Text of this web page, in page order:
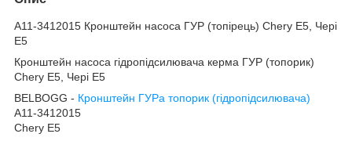
A11-3412015 Кронштейн насоса ГУР (топірець) Chery E5, Чері
Е5
Кронштейн насоса гідропідсилювача керма ГУР (топорик)
Chery E5, Чері Е5
BELBOGG - Кронштейн ГУРа топорик (гідропідсилювача)
A11-3412015
Chery E5